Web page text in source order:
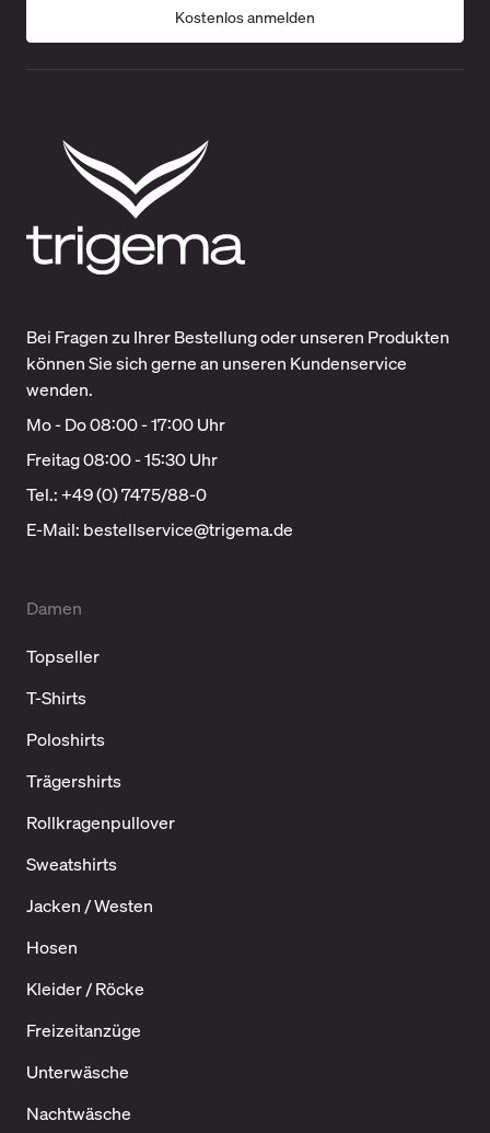
Kostenlos anmelden
Bei Fragen zu Ihrer Bestellung oder unseren Produkten
können Sie sich gerne an unseren Kundenservice
wenden.
Mo - Do 08:00 - 17:00 Uhr
Freitag 08:00 - 15:30 Uhr
Tel.: +49 (0) 7475/88-0
E-Mail: bestellservice@trigema.de
Damen
Topseller
T-Shirts
Poloshirts
Trägershirts
Rollkragenpullover
Sweatshirts
Jacken / Westen
Hosen
Kleider / Röcke
Freizeitanzüge
Unterwäsche
Nachtwäsche